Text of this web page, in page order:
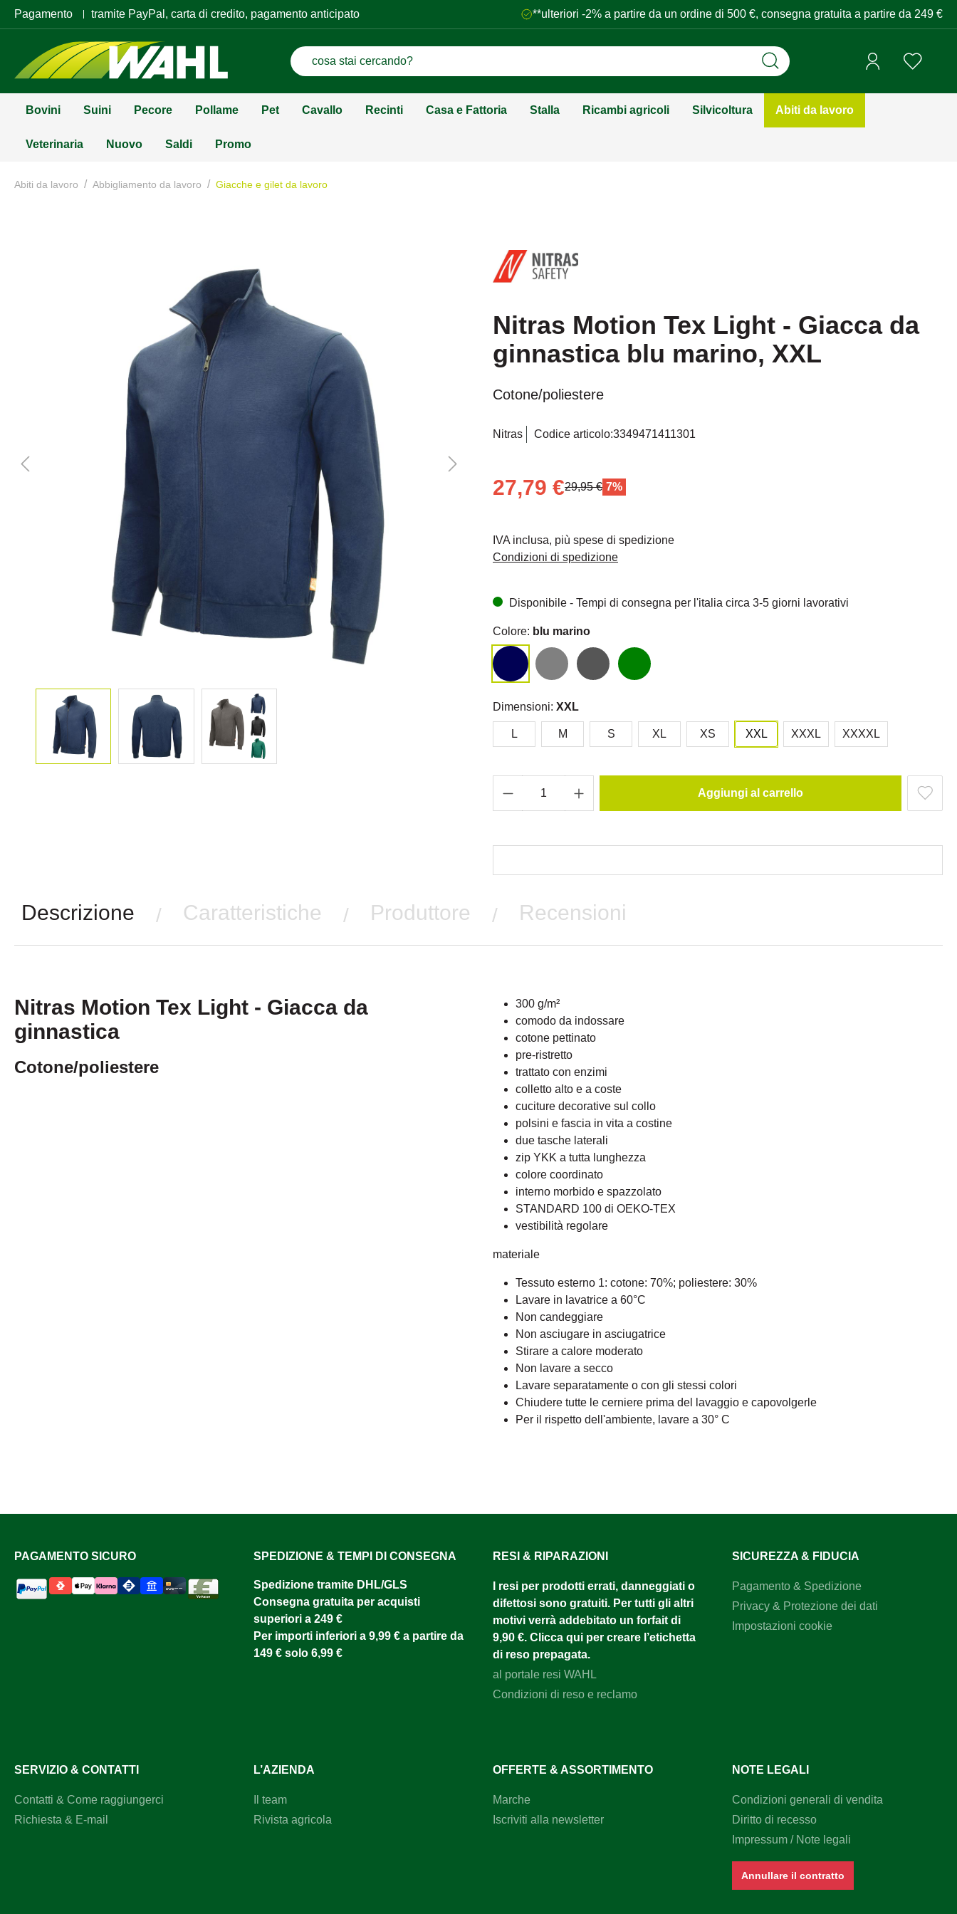
Pagamento tramite PayPal, carta di credito, pagamento anticipato **ulteriori -2% a partire da un ordine di 500 €, consegna gratuita a partire da 249 €
Bovini Suini Pecore Pollame Pet Cavallo Recinti Casa e Fattoria Stalla Ricambi agricoli Silvicoltura Abiti da lavoro
Veterinaria Nuovo Saldi Promo
Abiti da lavoro / Abbigliamento da lavoro / Giacche e gilet da lavoro
Nitras Motion Tex Light - Giacca da
ginnastica blu marino, XXL
Cotone/poliestere
Nitras Codice articolo:3349471411301
27,79 €29,95 € 7%
IVA inclusa, più spese di spedizione
Condizioni di spedizione
Disponibile - Tempi di consegna per l'italia circa 3-5 giorni lavorativi
Colore: blu marino
Dimensioni: XXL
L M S XL XS XXL XXXL XXXXL
Aggiungi al carrello
Descrizione / Caratteristiche / Produttore / Recensioni
Nitras Motion Tex Light - Giacca da
ginnastica
Cotone/poliestere
300 g/m²
comodo da indossare
cotone pettinato
pre-ristretto
trattato con enzimi
colletto alto e a coste
cuciture decorative sul collo
polsini e fascia in vita a costine
due tasche laterali
zip YKK a tutta lunghezza
colore coordinato
interno morbido e spazzolato
STANDARD 100 di OEKO-TEX
vestibilità regolare
materiale
Tessuto esterno 1: cotone: 70%; poliestere: 30%
Lavare in lavatrice a 60°C
Non candeggiare
Non asciugare in asciugatrice
Stirare a calore moderato
Non lavare a secco
Lavare separatamente o con gli stessi colori
Chiudere tutte le cerniere prima del lavaggio e capovolgerle
Per il rispetto dell'ambiente, lavare a 30° C
PAGAMENTO SICURO SPEDIZIONE & TEMPI DI CONSEGNA
Spedizione tramite DHL/GLS ​
Consegna gratuita per acquisti
superiori a 249 €
Per importi inferiori a 9,99 € a partire da
149 € solo 6,99 €
RESI & RIPARAZIONI
I resi per prodotti errati, danneggiati o
difettosi sono gratuiti. Per tutti gli altri
motivi verrà addebitato un forfait di
9,90 €. Clicca qui per creare l’etichetta
di reso prepagata.
al portale resi WAHL
Condizioni di reso e reclamo
SICUREZZA & FIDUCIA
Pagamento & Spedizione
Privacy & Protezione dei dati
Impostazioni cookie
SERVIZIO & CONTATTI
Contatti & Come raggiungerci
Richiesta & E-mail
L’AZIENDA
Il team
Rivista agricola
OFFERTE & ASSORTIMENTO
Marche
Iscriviti alla newsletter
NOTE LEGALI
Condizioni generali di vendita
Diritto di recesso
Impressum / Note legali
Annullare il contratto